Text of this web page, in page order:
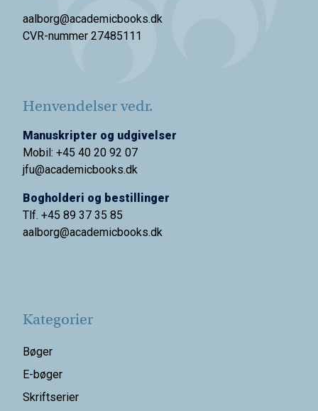
aalborg@academicbooks.dk
CVR-nummer 27485111
Henvendelser vedr.
Manuskripter og udgivelser
Mobil: +45 40 20 92 07
jfu@academicbooks.dk
Bogholderi og bestillinger
Tlf. +45 89 37 35 85
aalborg@academicbooks.dk
Kategorier
Bøger
E-bøger
Skriftserier